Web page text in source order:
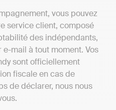
vous pouvez
service client, composé
des indépendants,
mail à tout moment. Vos
sont officiellement
fiscale en cas de
de déclarer, nous nous